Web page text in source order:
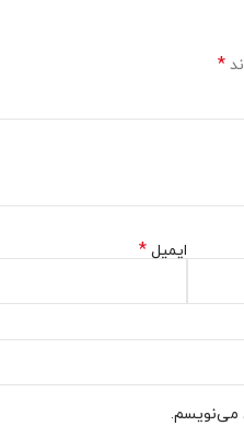
*
ایمیل *
می‌نویسم.